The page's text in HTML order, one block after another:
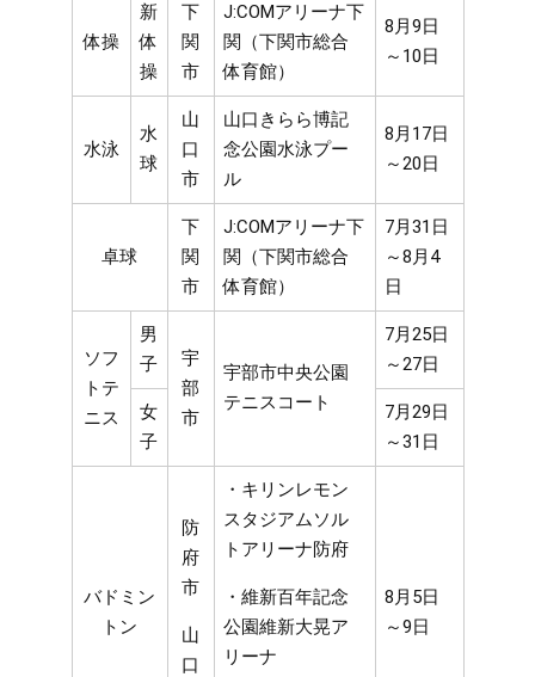
体操
新
体
操
下
関
市
J:COMアリーナ下
関（下関市総合
体育館）
8月9日
～10日
水泳
水
球
山
口
市
山口きらら博記
念公園水泳プー
ル
8月17日
～20日
卓球
下
関
市
J:COMアリーナ下
関（下関市総合
体育館）
7月31日
～8月4
日
ソフ
トテ
ニス
男
子
宇
部
市
宇部市中央公園
テニスコート
7月25日
～27日
女
子
7月29日
～31日
バドミン
トン
防
府
市
山
口
・キリンレモン
スタジアムソル
トアリーナ防府
・維新百年記念
公園維新大晃ア
リーナ
8月5日
～9日